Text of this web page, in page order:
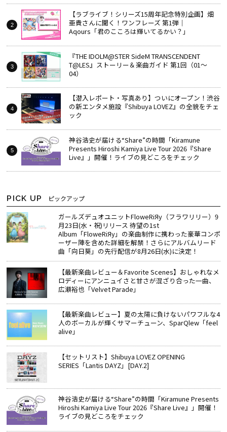
【ラブライブ！シリーズ15周年記念特別企画】畑
亜貴さんに聞く！ワンフレーズ 第1弾｜
Aqours「君のこころは輝いてるかい？」
『THE IDOLM@STER SideM TRANSCENDENT
T@LES』ストーリー＆楽曲ガイド 第1回（01～
04）
【潜入レポート・写真あり】ついにオープン！渋谷
の新エンタメ施設『Shibuya LOVEZ』の全貌をチェ
ック
神谷浩史が届ける“Share”の時間――「Kiramune
Presents Hiroshi Kamiya Live Tour 2026『Share
Live』」開催！ライブの見どころをチェック
PICK UP ピックアップ
ガールズデュオユニットFloweRiЯy（フラワリリー）9
月23日(水・祝)リリース 待望の1st
Album「FloweRiЯy」の楽曲制作に携わった豪華コンポ
ーザー陣を含めた詳細を解禁！さらにアルバムリード
曲「向日葵」の先行配信が8月26日(水)に決定！
【最新楽曲レビュー＆Favorite Scenes】おしゃれなメ
ロディーにアンニュイさと甘さが混ざり合った一曲、
広瀬裕也「Velvet Parade」
【最新楽曲レビュー】夏の太陽に負けないパワフルな4
人のボーカルが輝くサマーチューン、SparQlew「feel
alive」
【セットリスト】Shibuya LOVEZ OPENING
SERIES「Lantis DAYZ」[DAY.2]
神谷浩史が届ける“Share”の時間――「Kiramune Presents
Hiroshi Kamiya Live Tour 2026『Share Live』」開催！
ライブの見どころをチェック